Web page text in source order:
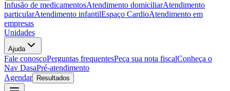
Infusão de medicamentosAtendimento domiciliarAtendimento
particularAtendimento infantilEspaço CardioAtendimento em
empresas
Unidades
Ajuda
Fale conoscoPerguntas frequentesPeça sua nota fiscalConheça o
Nav DasaPré-atendimento
Agendar
Resultados